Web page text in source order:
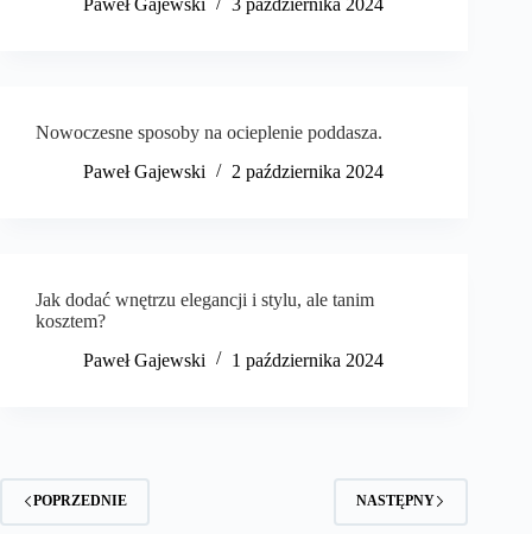
Paweł Gajewski
3 października 2024
Nowoczesne sposoby na ocieplenie poddasza.
Paweł Gajewski
2 października 2024
Jak dodać wnętrzu elegancji i stylu, ale tanim
kosztem?
Paweł Gajewski
1 października 2024
POPRZEDNIE NASTĘPNY